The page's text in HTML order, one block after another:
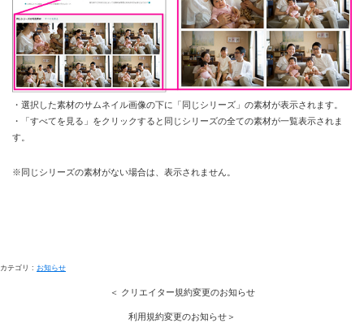
・選択した素材のサムネイル画像の下に「同じシリーズ」の素材が表示されます。
・「すべてを見る」をクリックすると同じシリーズの全ての素材が一覧表示されま
す。
※同じシリーズの素材がない場合は、表示されません。
カテゴリ : お知らせ
＜ クリエイター規約変更のお知らせ
利用規約変更のお知らせ＞